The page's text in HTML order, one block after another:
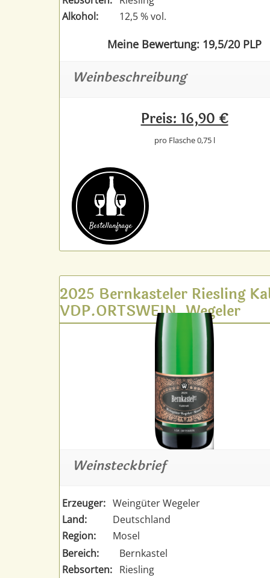
Alkohol:
12,5 % vol.
Meine Bewertung: 19,5/20 PLP
Weinbeschreibung
Preis: 16,90 €
pro Flasche 0,75 l
Bestell­anfrage
2025 Bernkasteler Riesling
VDP.ORTSWEIN, Wegeler
Weinsteckbrief
Erzeuger: Weingüter Wegeler
Land:
Deutschland
Region:
Mosel
Bereich:
Bernkastel
Rebsorten: Riesling